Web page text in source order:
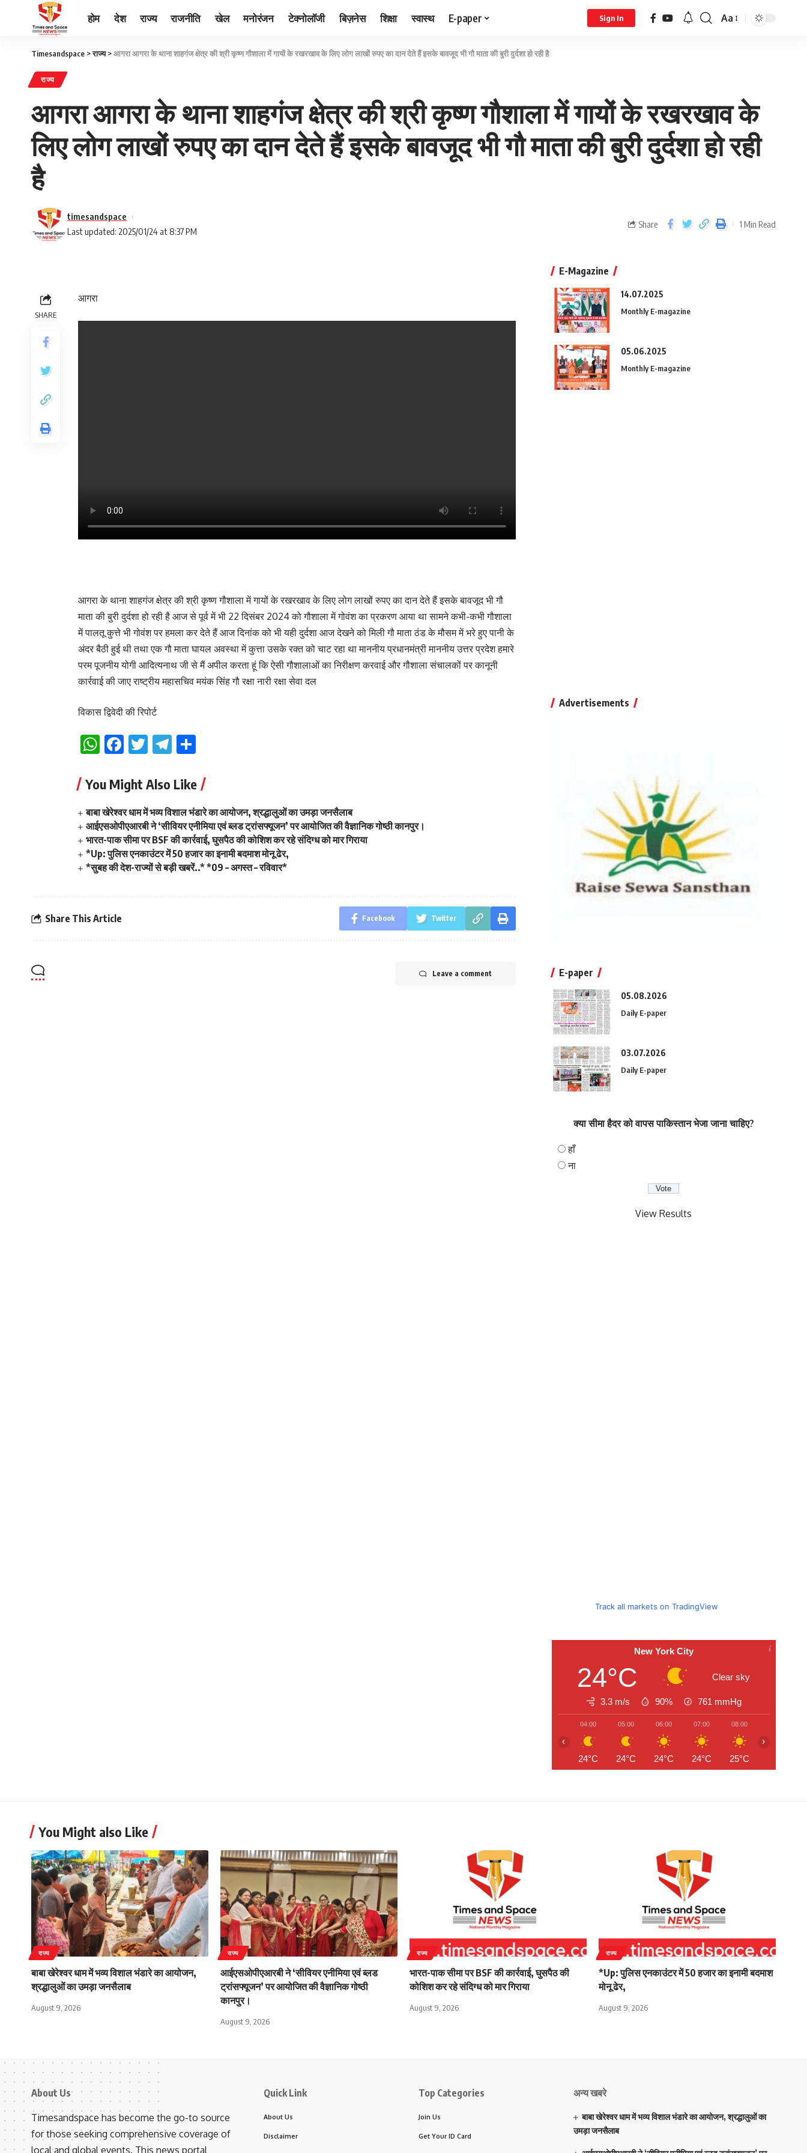
होम देश राज्य राजनीति खेल मनोरंजन टेक्नोलॉजी बिज़नेस शिक्षा स्वास्थ E-paper Sign In Aa
Timesandspace >राज्य>आगरा आगरा के थाना शाहगंज क्षेत्र की श्री कृष्ण गौशाला में गायों के रखरखाव के लिए लोग लाखों रुपए का दान देते हैं इसके बावजूद भी गौ माता की बुरी दुर्दशा हो रही है
राज्य
आगरा आगरा के थाना शाहगंज क्षेत्र की श्री कृष्ण गौशाला में गायों के रखरखाव के
लिए लोग लाखों रुपए का दान देते हैं इसके बावजूद भी गौ माता की बुरी दुर्दशा हो रही
है
Last updated: 2025/01/24 at 8:37 PM
timesandspace
Share 1 Min Read
SHARE
आगरा
आगरा के थाना शाहगंज क्षेत्र की श्री कृष्ण गौशाला में गायों के रखरखाव के लिए लोग लाखों रुपए का दान देते हैं इसके बावजूद भी गौ
माता की बुरी दुर्दशा हो रही है आज से पूर्व में भी 22 दिसंबर 2024 को गौशाला में गोवंश का प्रकरण आया था सामने कभी-कभी गौशाला
में पालतू कुत्ते भी गोवंश पर हमला कर देते हैं आज दिनांक को भी यही दुर्दशा आज देखने को मिली गौ माता ठंड के मौसम में भरे हुए पानी के
अंदर बैठी हुई थी तथा एक गौ माता घायल अवस्था में कुत्ता उसके रक्त को चाट रहा था माननीय प्रधानमंत्री माननीय उत्तर प्रदेश हमारे
परम पूजनीय योगी आदित्यनाथ जी से मैं अपील करता हूं कि ऐसी गौशालाओं का निरीक्षण करवाई और गौशाला संचालकों पर कानूनी
कार्रवाई की जाए राष्ट्रीय महासचिव मयंक सिंह गौ रक्षा नारी रक्षा सेवा दल
विकास द्विवेदी की रिपोर्ट
WhatsApp
Facebook
TwitterTelegram
You Might Also Like
बाबा खेरेश्वर धाम में भव्य विशाल भंडारे का आयोजन, श्रद्धालुओं का उमड़ा जनसैलाब
आईएसओपीएआरबी ने ‘सीवियर एनीमिया एवं ब्लड ट्रांसफ्यूजन’ पर आयोजित की वैज्ञानिक गोष्ठी कानपुर।
भारत-पाक सीमा पर BSF की कार्रवाई, घुसपैठ की कोशिश कर रहे संदिग्ध को मार गिराया
*Up: पुलिस एनकाउंटर में 50 हजार का इनामी बदमाश मोनू ढेर,
*सुबह की देश-राज्यों से बड़ी खबरें..* *09 – अगस्त – रविवार*
Share This Article Facebook Twitter
Leave a comment
E-Magazine
14.07.2025
Monthly E-magazine
05.06.2025
Monthly E-magazine
Advertisements
E-paper
05.08.2026
Daily E-paper
03.07.2026
Daily E-paper
क्या सीमा हैदर को वापस पाकिस्तान भेजा जाना चाहिए?
हाँ
ना
View Results
Track all markets on TradingView
New York City
24°C Clear sky
3.3 m/s 90% 761 mmHg
04:00
24°C
05:00
24°C
06:00
24°C
07:00
24°C
08:00
25°C
‹ ›
You Might also Like
राज्य
बाबा खेरेश्वर धाम में भव्य विशाल भंडारे का आयोजन,
श्रद्धालुओं का उमड़ा जनसैलाब
August 9, 2026
राज्य
आईएसओपीएआरबी ने ‘सीवियर एनीमिया एवं ब्लड
ट्रांसफ्यूजन’ पर आयोजित की वैज्ञानिक गोष्ठी
कानपुर।
August 9, 2026
राज्य
भारत-पाक सीमा पर BSF की कार्रवाई, घुसपैठ की
कोशिश कर रहे संदिग्ध को मार गिराया
August 9, 2026
राज्य
*Up: पुलिस एनकाउंटर में 50 हजार का इनामी बदमाश
मोनू ढेर,
August 9, 2026
About Us
Timesandspace has become the go-to source
for those seeking comprehensive coverage of
local and global events. This news portal
Quick Link
About Us
Disclaimer
Top Categories
Join Us
Get Your ID Card
अन्य खबरे
बाबा खेरेश्वर धाम में भव्य विशाल भंडारे का आयोजन, श्रद्धालुओं का
उमड़ा जनसैलाब